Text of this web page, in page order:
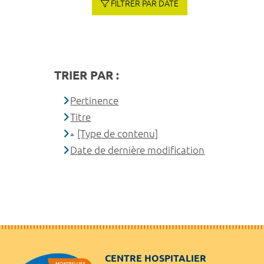
FILTRER PAR DATE
TRIER PAR :
Pertinence
Titre
[Type de contenu]
Date de dernière modification
CENTRE HOSPITALIER